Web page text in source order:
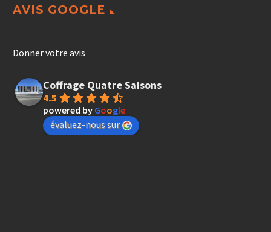
AVIS GOOGLE
Donner votre avis
Coffrage Quatre Saisons
4.5
powered by Google
évaluez-nous sur